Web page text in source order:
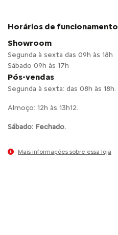
Horários de funcionamento
Showroom
Segunda à sexta das 09h às 18h
Sábado 09h às 17h
Pós-vendas
Segunda à sexta: das 08h às 18h.
Almoço: 12h às 13h12.
Sábado: Fechado.
Mais informações sobre essa loja